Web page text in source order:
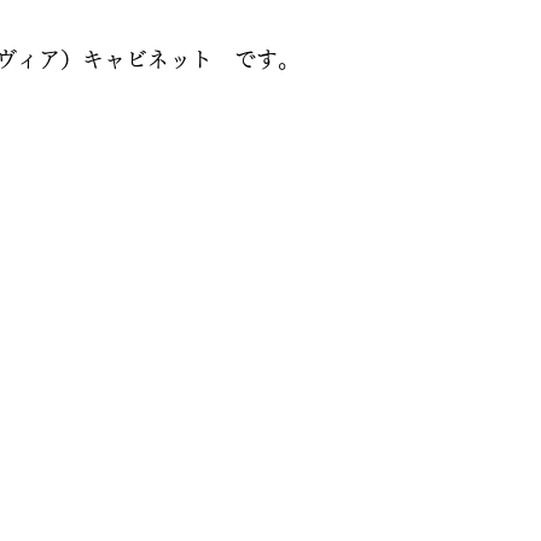
ア）キャビネット　です。